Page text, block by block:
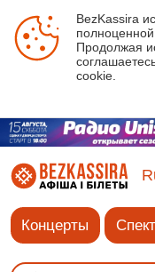
BezKassira
Продолжая
cookie.
Концерты